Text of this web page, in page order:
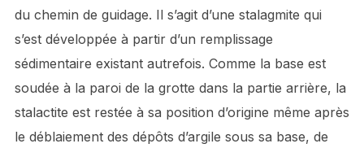
du chemin de guidage. Il s’agit d’une stalagmite qui
s’est développée à partir d’un remplissage
sédimentaire existant autrefois. Comme la base est
soudée à la paroi de la grotte dans la partie arrière, la
stalactite est restée à sa position d’origine même après
le déblaiement des dépôts d’argile sous sa base, de